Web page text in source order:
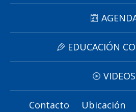
EDUCACIÓN
VIDEOS
Contacto Ubicación